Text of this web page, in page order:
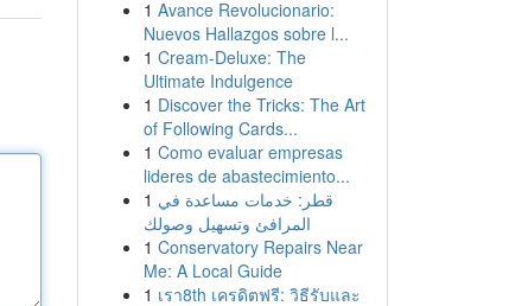
1 Avance Revolucionario:
Nuevos Hallazgos sobre l...
1 Cream-Deluxe: The
Ultimate Indulgence
1 Discover the Tricks: The Art
of Following Cards...
1 Como evaluar empresas
lideres de abastecimiento...
1 قطر: خدمات مساعدة في
المرافئ وتسهيل وصولك
1 Conservatory Repairs Near
Me: A Local Guide
1 เรา8th เครดิตฟรี: วิธีรับและ